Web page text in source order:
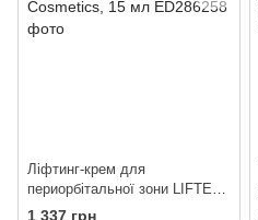
Ліфтинг-крем для
периорбітальної зони LIFTED
EYE CREAM ED Cosmetics,
1 337 грн